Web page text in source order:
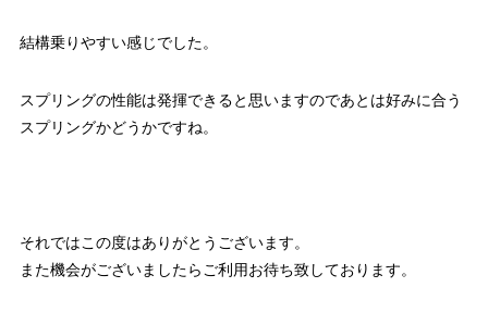
結構乗りやすい感じでした。
スプリングの性能は発揮できると思いますのであとは好みに合う
スプリングかどうかですね。
それではこの度はありがとうございます。
また機会がございましたらご利用お待ち致しております。